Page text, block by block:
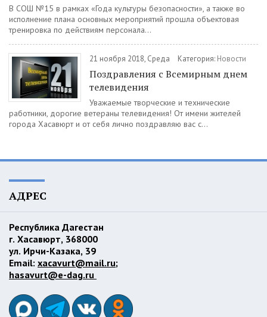
В СОШ №15 в рамках «Года культуры безопасности», а также во
исполнение плана основных мероприятий прошла объектовая
тренировка по действиям персонала...
21 ноября 2018, Среда Категория: Новости
Поздравления с Всемирным днем
телевидения
Уважаемые творческие и технические
работники, дорогие ветераны телевидения! От имени жителей
города Хасавюрт и от себя лично поздравляю вас с...
АДРЕС
Республика Дагестан
г. Хасавюрт, 368000
ул. Ирчи-Казака, 39
Email: xacavurt@mail.ru;
hasavurt@e-dag.ru